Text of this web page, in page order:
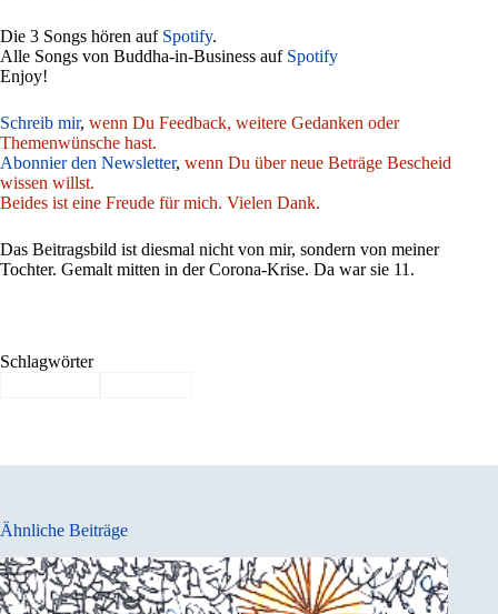
Die 3 Songs hören auf Spotify.
Alle Songs von Buddha-in-Business auf Spotify
Enjoy!
Schreib mir, wenn Du Feedback, weitere Gedanken oder
Themenwünsche hast.
Abonnier den Newsletter, wenn Du über neue Beträge Bescheid
wissen willst.
Beides ist eine Freude für mich. Vielen Dank.
Das Beitragsbild ist diesmal nicht von mir, sondern von meiner
Tochter. Gemalt mitten in der Corona-Krise. Da war sie 11.
Schlagwörter
Ähnliche Beiträge